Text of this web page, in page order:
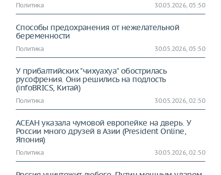
Политика 30.05.2026, 05:50
Способы предохранения от нежелательной
беременности
Политика 30.05.2026, 05:50
У прибалтийских "чихуахуа" обострилась
русофрения. Они решились на подлость
(infoBRICS, Китай)
Политика 30.05.2026, 02:50
АСЕАН указала чумовой европейке на дверь. У
России много друзей в Азии (President Online,
Япония)
Политика 30.05.2026, 02:50